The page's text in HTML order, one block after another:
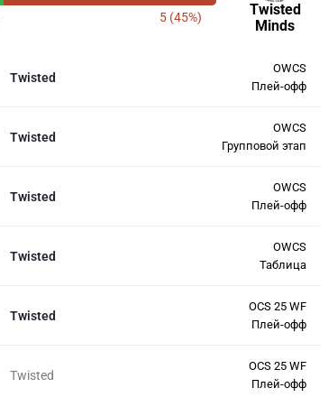
Twisted
Minds
5 (45%)
Twisted
OWCS
Плей-офф
Twisted
OWCS
Групповой этап
Twisted
OWCS
Плей-офф
Twisted
OWCS
Таблица
Twisted
OCS 25 WF
Плей-офф
Twisted
OCS 25 WF
Плей-офф